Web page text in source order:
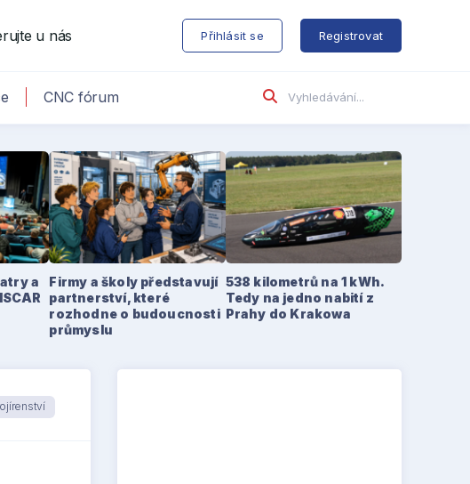
u nás Přihlásit se Registrovat
CNC fórum
a
Firmy a školy představují
partnerství, které
rozhodne o budoucnosti
průmyslu
538 kilometrů na 1 kWh.
Tedy na jedno nabití z
Prahy do Krakowa